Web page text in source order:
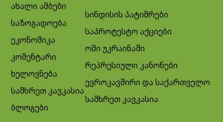
ახალი ამბები
საზოგადოება
ეკონომიკა
კომენტარი
ხელოვნება
სამხრეთ კავკასია
ბლოგები
სინდისის პატიმრები
საპროტესტო აქციები
ომი უკრაინაში
რეპრესიული კანონები
ევროკავშირი და საქართველო
სამხრეთ კავკასია